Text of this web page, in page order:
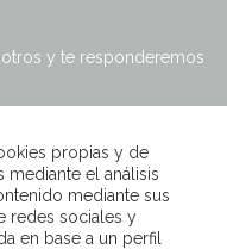
y te responderemos
propias y de
mediante el análisis
mediante sus
redes sociales y
en base a un perfil